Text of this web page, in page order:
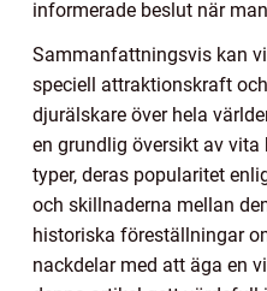
informerade beslut när
Sammanfattningsvis kan
speciell attraktionskraft
djurälskare över hela
en grundlig översikt av vita
typer, deras popularitet
och skillnaderna mellan
historiska föreställningar
nackdelar med att äga en